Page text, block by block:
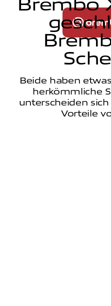
Brembo
geschl
Brem
Sche
Beide haben
herkömmliche
unterscheiden
Vorteile